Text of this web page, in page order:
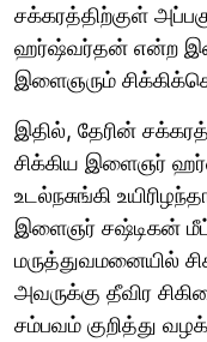
சக்கரத்திற்குள்
ஹர்ஷ்வர்தன் என்ற
இளைஞரும்
இதில், தேரின்
சிக்கிய இளைஞர்
உடல்நசுங்கி
இளைஞர் சஷ்டிகன்
மருத்துவமனையில்
அவருக்கு தீவிர
சம்பவம் குறித்து